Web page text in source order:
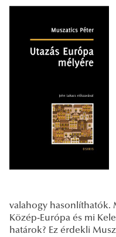
valahogy hasonlíthatók.
Közép-Európa és mi
határok? Ez érdekli